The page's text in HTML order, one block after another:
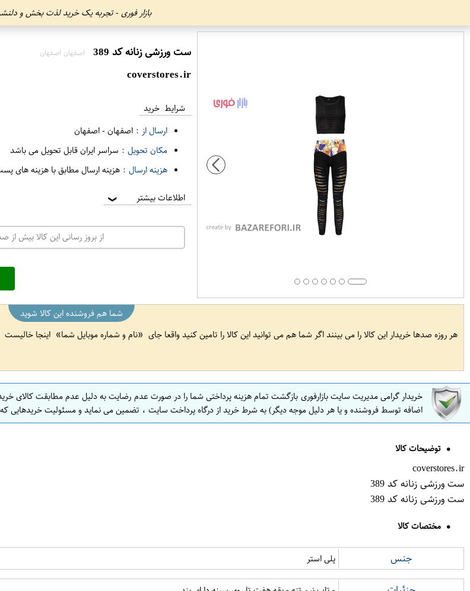
بازار فوری - تجربه یک خرید لذت بخش و
ست ورزشی زنانه کد 389 اصفهان اصفهان
coverstores.ir
شرایط خرید
ارسال از : اصفهان-اصفهان
مکان تحویل : سراسر ایران قابل تحویل می باشد
هزینه ارسال : هزینه ارسال مطابق با هزینه های
اطلاعات بیشتر ❯
از بروز رسانی این کالا بیش
شما هم فروشنده این کالا شوید
هر روزه صدها خریدار این کالا را می بینند اگر شما هم می توانید این کالا را تامین کنید واقعا جای
نام و شماره موبایل شما اینجا خالیست
خریدار گرامی مدیریت سایت بازارفوری بازگشت تمام هزینه پرداختی شما را در صورت عدم رضایت به دلیل عدم مطابقت کالای
اضافه توسط فروشنده و یا هر دلیل موجه دیگر) به شرط خرید از درگاه پرداخت سایت ، تضمین می نماید و مسئولیت خریدهایی که
توضیحات کالا
coverstores.ir
ست ورزشی زنانه کد 389
ست ورزشی زنانه کد 389
مختصات کالا
جنس پلی استر